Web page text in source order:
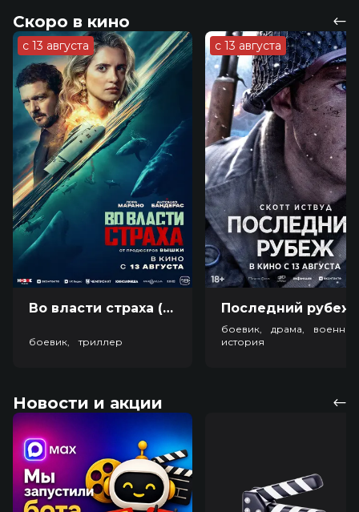
Скоро в кино
с 13 августа
Во власти страха (18+)
боевик, триллер
с 13 августа
боевик, драма,
история
Новости и акции